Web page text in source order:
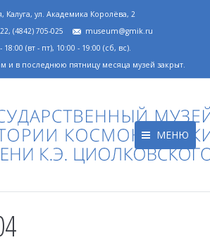
Калуга, ул. Академика Королёва, 2
(4842) 705-025
museum@gmik.ru
18:00 (вт - пт), 10:00 - 19:00 (сб, вс).
и в последнюю пятницу месяца музей закрыт.
МЕНЮ